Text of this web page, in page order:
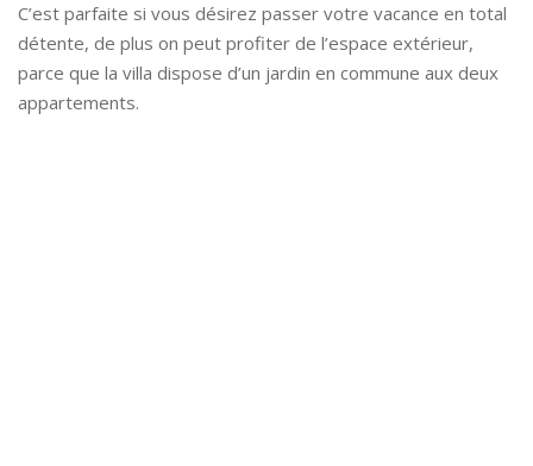
C’est parfaite si vous désirez passer votre vacance en total
détente, de plus on peut profiter de l’espace extérieur,
parce que la villa dispose d’un jardin en commune aux deux
appartements.